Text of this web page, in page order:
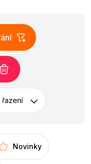
Novinky